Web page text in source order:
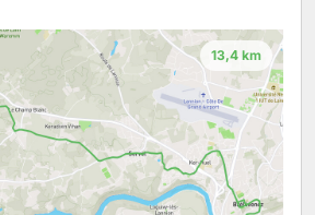
13,4 km